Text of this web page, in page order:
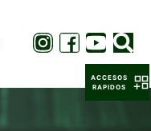
ACCESOS
RAPIDOS